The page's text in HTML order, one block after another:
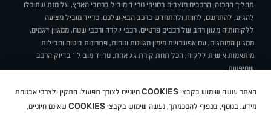
תהליך ההכנה, הרכבים מוצבים בסניפי טרייד מוביל ברחבי הארץ, על מנת שתוכלו
להגיע, להתרשם, לחוות ולהתחדש ברכב הבא שלכם. טרייד מוביל מציעה
ללקוחותיה מגוון רחב של רכבים פרטיים, רכבי יוקרה ורכבי שטח, ממגוון דגמים,
ממגוון המותגים, עם אפשרויות מימון מגוונות ונוחות, פתרונות ביטוח וחבילות
מותאמות אישית ללקוח, הכל תחת קורת גג אחת. טרייד מוביל – בדיוק הרכב
שחיפשת.
תקנוןBUY BACKמבצעיםמגזין טרייד מובילאיך זה עובד? דרושים
ניהול העדפות עוגיות
האתר עושה שימוש בקבצי COOKIES חיוניים לצורך תפעולו התקין ולצרכי אבטחת
מידע. בנוסף, בכפוף להסכמתך, נעשה שימוש בקבצי COOKIES שאינם חיוניים,